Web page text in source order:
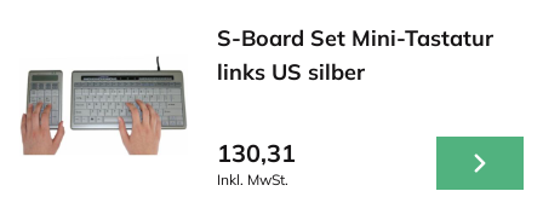
S-Board Set Mini-Tastatur
links US silber
130,31
Inkl. MwSt.